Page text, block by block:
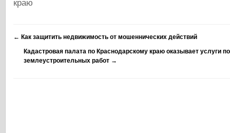
краю
← Как защитить недвижимость от мошеннических действий
Кадастровая палата по Краснодарскому краю оказывает услуги
землеустроительных работ →